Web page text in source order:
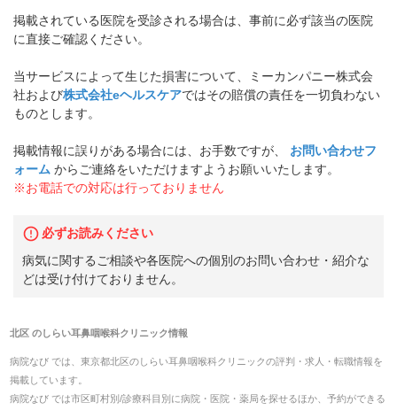
掲載されている医院を受診される場合は、事前に必ず該当の医院
に直接ご確認ください。
当サービスによって生じた損害について、ミーカンパニー株式会
社および株式会社eヘルスケアではその賠償の責任を一切負わない
ものとします。
掲載情報に誤りがある場合には、お手数ですが、
お問い合わせフ
ォーム からご連絡をいただけますようお願いいたします。
※お電話での対応は行っておりません
必ずお読みください
病気に関するご相談や各医院への個別のお問い合わせ・紹介な
どは受け付けておりません。
北区のしらい耳鼻咽喉科クリニック情報
病院なび では、 東京都北区のしらい耳鼻咽喉科クリニックの評判・求人・転職情報を
掲載しています。
病院なび では市区町村別/診療科目別に病院・医院・薬局を探せるほか、予約ができる